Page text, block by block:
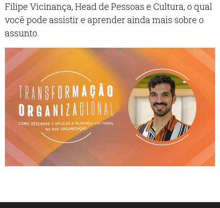
Filipe Vicinança, Head de Pessoas e Cultura, o qual
você pode assistir e aprender ainda mais sobre o
assunto.